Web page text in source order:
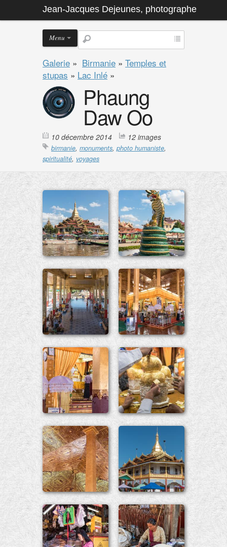
Jean-Jacques Dejeunes, photographe
Menu
Galerie » Birmanie » Temples et
stupas » Lac Inlé »
Phaung
Daw Oo
10 décembre 2014 12 images
birmanie, monuments, photo humaniste,
spiritualité, voyages